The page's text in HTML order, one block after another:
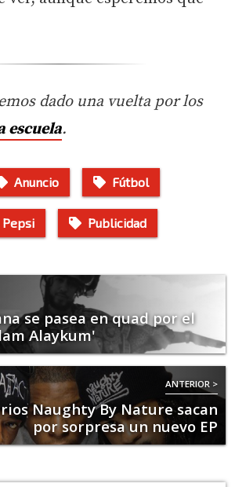
dado una vuelta por los
escuela.
Anuncio Fútbol
Pepsi Publicidad
se pasea en quad por el
Alaykum'
ANTERIOR >
Naughty By Nature sacan
por sorpresa un nuevo EP